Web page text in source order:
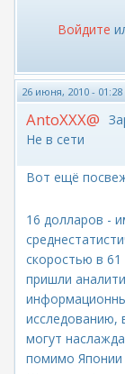
Войдите
26 июня, 2010 - 01:28
AntoXXX@
Не в сети
Вот ещё
16 долларов -
скоростью в 61
пришли
исследованию,
могут
помимо Японии